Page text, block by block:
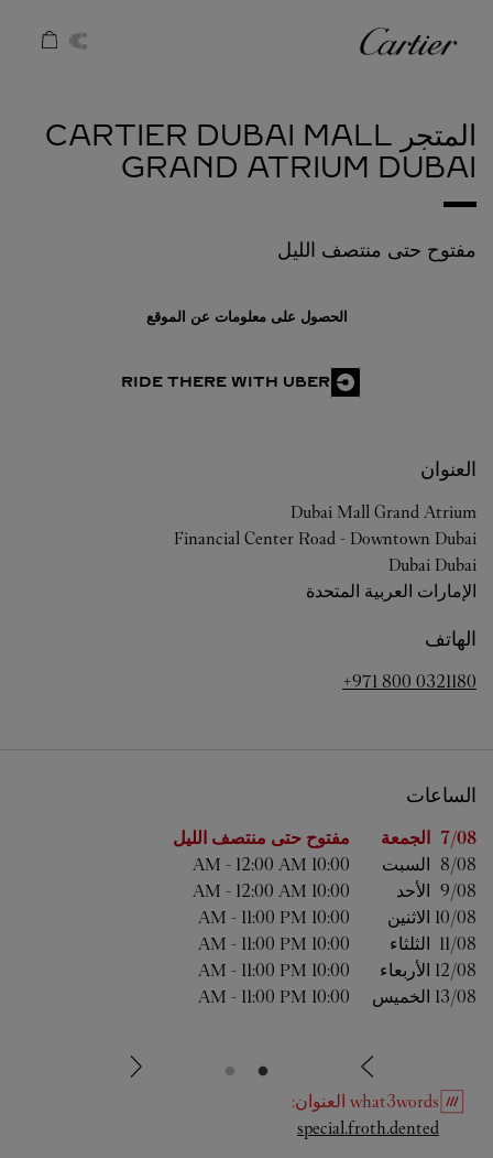
كارتييه
المتجر CARTIER DUBAI MALL
GRAND ATRIUM DUBAI
مفتوح حتى منتصف الليل
الحصول على معلومات عن الموقع
RIDE THERE WITH UBER
العنوان
Dubai Mall Grand Atrium
Financial Center Road - Downtown Dubai
Dubai Dubai
الإمارات العربية المتحدة
الهاتف
+971 800 0321180
الساعات
اليوم من الأسبوع الساعات 7/08 الجمعة
مفتوح حتى منتصف الليل
8/08 السبت 10:00 AM
- 12:00 AM
9/08 الأحد 10:00 AM
- 12:00 AM
10/08 الاثنين 10:00 AM
- 11:00 PM
11/08 الثلثاء 10:00 AM
- 11:00 PM
12/08 الأربعاء 10:00 AM
- 11:00 PM
13/08 الخميس 10:00 AM
- 11:00 PM
what3words العنوان:
special.froth.dented
Link Opens in New Tab